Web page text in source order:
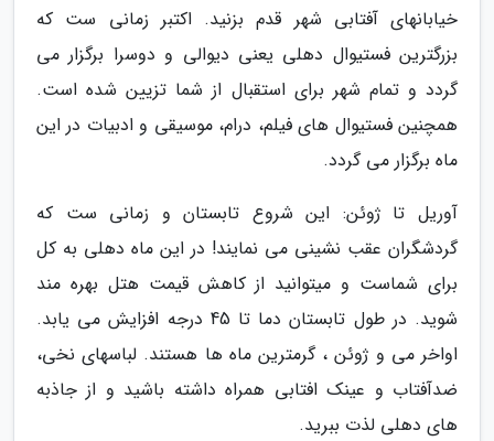
خیابانهای آفتابی شهر قدم بزنید. اکتبر زمانی ست که
بزرگترین فستیوال دهلی یعنی دیوالی و دوسرا برگزار می
گردد و تمام شهر برای استقبال از شما تزیین شده است.
همچنین فستیوال های فیلم، درام، موسیقی و ادبیات در این
ماه برگزار می گردد.
آوریل تا ژوئن: این شروع تابستان و زمانی ست که
گردشگران عقب نشینی می نمایند! در این ماه دهلی به کل
برای شماست و میتوانید از کاهش قیمت هتل بهره مند
شوید. در طول تابستان دما تا 45 درجه افزایش می یابد.
اواخر می و ژوئن ، گرمترین ماه ها هستند. لباسهای نخی،
ضدآفتاب و عینک افتابی همراه داشته باشید و از جاذبه
های دهلی لذت ببرید.